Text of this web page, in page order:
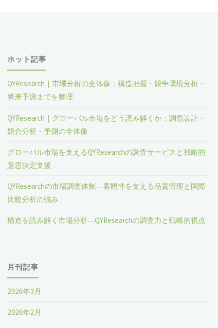
ホット記事
QYResearch｜市場分析の全体像：構造把握・競争環境分析・
将来予測までを整理
QYResearch｜グローバル市場をどう読み解くか：調査設計・
競合分析・予測の全体像
グローバル市場を支えるQYResearchの調査サービスと戦略的
意思決定支援
QYResearchの市場調査体制―客観性を支える品質管理と国際
比較分析の強み
構造を読み解く市場分析―QYResearchの調査力と戦略的視点
月刊記事
2026年3月
2026年2月